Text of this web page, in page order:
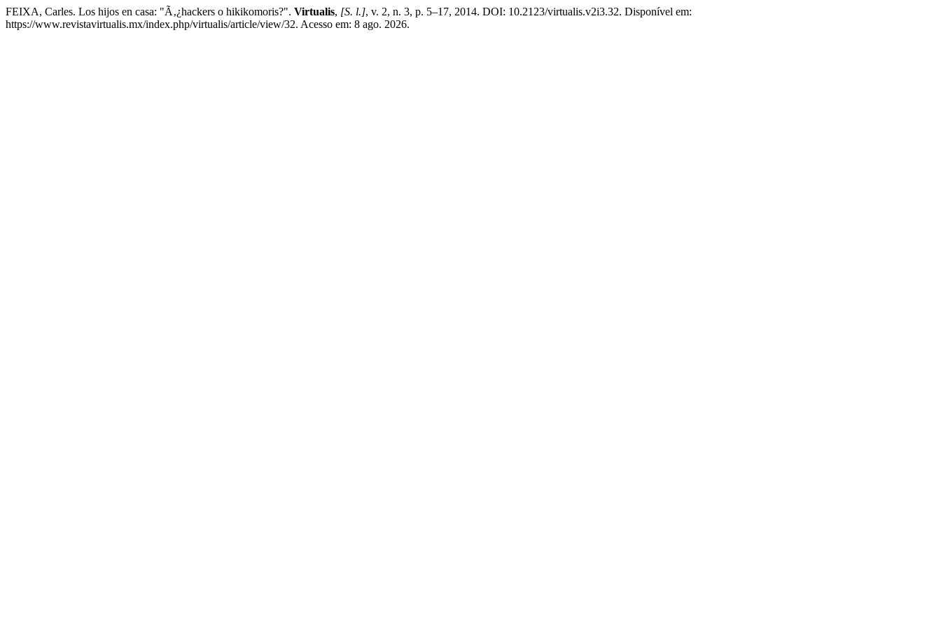
FEIXA, Carles. Los hijos en casa: "Ã‚¿hackers o hikikomoris?". Virtualis, [S. l.], v. 2, n. 3, p. 5–17, 2014. DOI: 10.2123/virtualis.v2i3.32. Disponível em:
https://www.revistavirtualis.mx/index.php/virtualis/article/view/32. Acesso em: 8 ago. 2026.